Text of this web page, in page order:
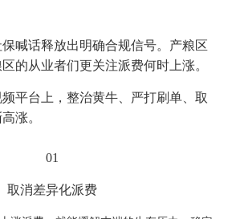
喊话释放出明确合规信号。产粮区
的从业者们更关注派费何时上涨。
频平台上，整治黄牛、严打刷单、取
涨。
01
取消差异化派费